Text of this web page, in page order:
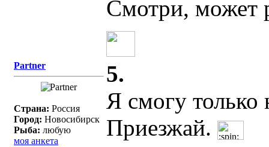
Смотри, может
Partner
Страна: Россия
Город: Новосибирск
Рыба: любую
моя анкета
5.
Я смогу только
Приезжай.